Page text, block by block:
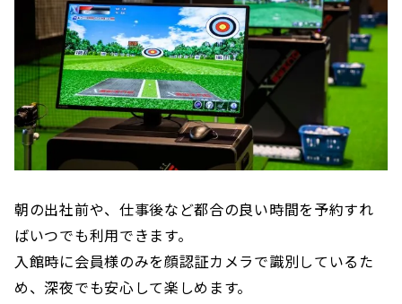
朝の出社前や、仕事後など都合の良い時間を予約すれ
ばいつでも利用できます。
入館時に会員様のみを顔認証カメラで識別しているた
め、深夜でも安心して楽しめます。